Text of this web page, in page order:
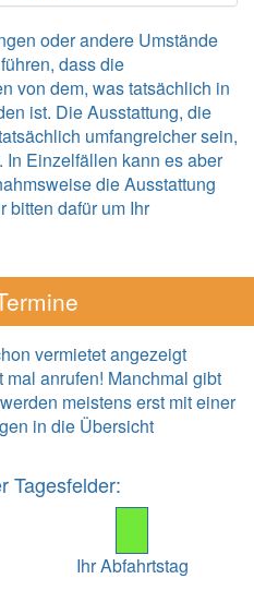
oder andere Umstände
dass die
von dem, was tatsächlich in
ist. Die Ausstattung, die
umfangreicher sein,
Einzelfällen kann es aber
die Ausstattung
bitten dafür um Ihr
vermietet angezeigt
anrufen! Manchmal gibt
meistens erst mit einer
in die Übersicht
Tagesfelder:
Ihr Abfahrtstag